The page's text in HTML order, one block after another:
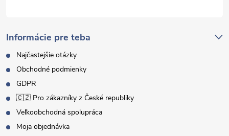
Informácie pre teba
Najčastejšie otázky
Obchodné podmienky
GDPR
🇨🇿 Pro zákazníky z České republiky
Veľkoobchodná spolupráca
Moja objednávka